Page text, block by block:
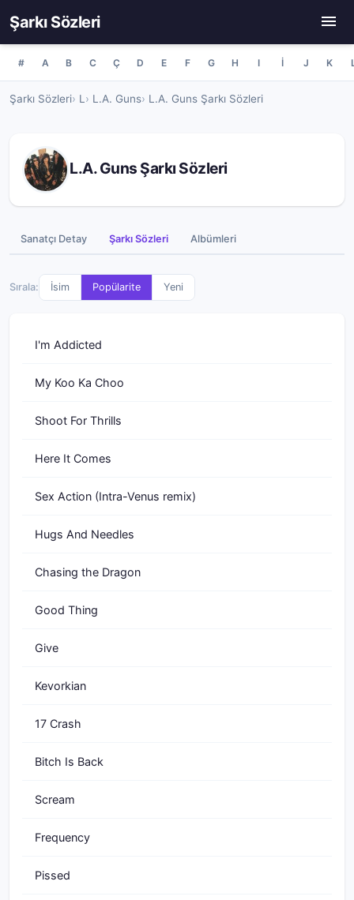
Şarkı Sözleri
# A B C Ç D E F G H I İ J K
Şarkı Sözleri L L.A. Guns L.A. Guns Şarkı Sözleri
L.A. Guns Şarkı Sözleri
Sanatçı Detay Şarkı Sözleri Albümleri
Sırala: İsim Popülarite Yeni
I'm Addicted
My Koo Ka Choo
Shoot For Thrills
Here It Comes
Sex Action (Intra-Venus remix)
Hugs And Needles
Chasing the Dragon
Good Thing
Give
Kevorkian
17 Crash
Bitch Is Back
Scream
Frequency
Pissed